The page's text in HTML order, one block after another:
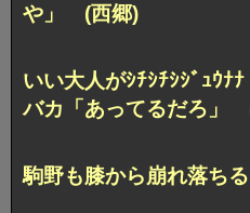
や」 (西郷)
いい大人がｼﾁｼﾁｼｼﾞｭｳﾅﾅ
バカ「あってるだろ」
駒野も膝から崩れ落ち